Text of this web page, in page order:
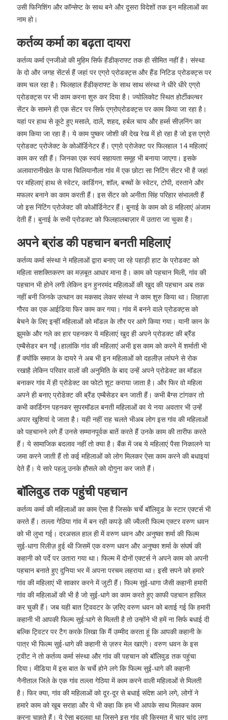
उसी फिनिशिंग और कॉन्सेप्ट के साथ बने और दूसरा विदेशों तक इन महिलाओं का
नाम हो।
कर्तव्य कर्मा का बढ़ता दायरा
कर्तव्य कर्मा एनजीओ की मुहिम सिर्फ हैंडीक्राफ्ट तक ही सीमित नहीं है। संस्था
के दो और जगह सेंटर्स हैं जहां पर एग्रो प्रोडक्ट्स और हैंड निटिड प्रोडक्ट्स पर
काम चल रहा है। फिलहाल हैंडीक्राफ्ट के साथ साथ संस्था ने धीरे धीरे एग्रो
प्रोडक्ट्स पर भी काम करना शुरु कर दिया है। ज्योलिकोट स्थित होर्टीकल्चर
सेंटर के सामने ही एक सेंटर पर सिर्फ एग्रोप्रोडक्ट्स पर काम किया जा रहा है।
यहां पर हाथ से कूटे हुए मसाले, दालें, शहद, हर्बल चाय और हर्ब्स सीज़निंग का
काम किया जा रहा है। ये काम पुष्कर जोशी की देख रेख में हो रहा है जो इस एग्रो
प्रोडक्ट प्रोजेक्ट के कोऑर्डिनेटर हैं। एग्रो प्रोजेक्ट पर फिलहाल 14 महिलाएं
काम कर रही हैं। जिनका एक स्वयं सहायता समूह भी बनाया जाएगा। इसके
अलावारानीखेत के पास चिलियानौला गांव में एक छोटा सा निटिंग सेंटर भी है जहां
पर महिलाएं हाथ से स्वेटर, कार्डिगन, शॉल, बच्चों के स्वेटर, टोपी, दस्ताने और
मफलर बनाने का काम करती हैं। इस सेंटर को अनीता सिंह परिहार संभालती हैं
जो इस निंटिंग प्रोजेक्ट की कोऑर्डिनेटर हैं। बुनाई के काम को 8 महिलाएं अंजाम
देती हैं। बुनाई के सभी प्रोडक्ट को फिलहालबाज़ार में उतारा जा चुका है।
अपने ब्रांड की पहचान बनती महिलाएं
कर्तव्य कर्मा संस्था ने महिलाओं द्वारा बनाए जा रहे पहाड़ी हाट के प्रोडक्ट को
महिला सशक्तिकरण का मज़बूत आधार माना है। काम को पहचान मिली, गांव की
पहचान भी होने लगी लेकिन इन हुनरमंद महिलाओं की खुद की पहचान अब तक
नहीं बनी जिनके उत्थान का मकसद लेकर संस्था ने काम शुरु किया था। लिहाज़ा
गौरव का एक आईडिया फिर काम कर गया। गांव में बनने वाले प्रोडक्ट्स को
बेचने के लिए इन्हीं महिलाओं को मॉडल के तौर पर आगे किया गया। यानी कान के
झुमके और गले का हार पहनकर ये महिलाएं खुद ही अपने प्रोडक्ट की ब्रैंड
एम्बैसेडर बन गईं।हालांकि गांव की महिलाएं अभी इस काम को करने में शर्माती भी
हैं क्योंकि समाज के दायरे ने अब भी इन महिलाओं को दहलीज़ लांघने से रोक
रखाहै लेकिन परिवार वालों की अनुमिति के बाद उन्हें अपने प्रोडेक्ट का मॉडल
बनाकर गांव में ही प्रोडेक्ट का फोटो शूट कराया जाता है। और फिर वो महिला
अपने ही बनाए प्रोडेक्ट की ब्रैंड एम्बैसेडर बन जाती हैं। कभी बैग्स टांगकर तो
कभी कार्डिगन पहनकर सुपरमॉडल बनती महिलाओं का ये नया अवतार भी उन्हें
अपार खुशियां दे जाता है। यही नहीं राह चलते भीअब लोग इस गांव की महिलाओं
को पहचानने लगे हैं उनसे सम्मानपूर्वक बातें करते हैं उनके काम की तारीफ करते
हैं। ये सामाजिक बदलाव नहीं तो क्या है। बैंक में जब ये महिलाएं पैसा निकालने या
जमा करने जाती हैं तो कई महिलाओं को लोग मिलकर ऐसा काम करने की बधाइयां
देते हैं। ये सारे पहलू उनके हौसले को दोगुना कर जाते हैं।
बॉलिवुड तक पहुंची पहचान
कर्तव्य कर्मा की महिलाओं का काम ऐसा है जिसके चर्चे बॉलिवुड के स्टार एक्टर्स भी
करते हैं। तल्ला गेठिया गांव में बन रही कपड़े की ज्वैलरी फिल्म एक्टर वरुण धवन
को भी लुभा गई। दरअसल हाल ही में वरुण धवन और अनुष्का शर्मा की फिल्म
सुई-धागा रिलीज़ हुई थी जिसमें एक वरुण धवन और अनुष्का शर्मा के संघर्ष की
कहानी को पर्दे पर उतारा गया था। फिल्म में दोनों एक्टर्स ने अपने काम को अपनी
पहचान बनाते हुए दुनिया भर में अपना परचम लहराया था। इसी सपने को हमारे
गांव की महिलाएं भी साकार करने में जुटी हैं। फिल्म सुई-धागा जैसी कहानी हमारी
गांव की महिलाओं की भी है जो सुई-धागे का काम करते हुए काफी पहचान हासिल
कर चुकी हैं। जब यही बात ट्विवटर के ज़रिए वरुण धवन को बताई गई कि हमारी
कहानी भी आपकी फिल्म सुईःधागे से मिलती है तो उन्होंने भी हमें ना सिर्फ बधाई दी
बल्कि ट्विटर पर टैग करके लिखा कि मैं उम्मीद करता हूं कि आपकी कहानी के
पात्र भी फिल्म सुई-धागे की कहानी से ज़रुर मेल खाएंगे। वरुण धवन के इस
ट्वीट ने तो कर्तव्य कर्मा संस्था और गांव की पहचान को बॉलिवुड तक पहुंचा
दिया। मीडिया में इस बात के चर्चे होने लगे कि फिल्म सुई-धागे की कहानी
नैनीताल जिले के एक गांव तल्ला गेठिया में काम करने वाली महिलाओं से मिलती
है। फिर क्या, गांव की महिलाओं को दूर-दूर से बधाई संदेश आने लगे, लोगों ने
हमारे काम को खूब सराहा और ये भी कहा कि हम भी आपके साथ मिलकर काम
करना चाहते हैं। ये ऐसा बदलवा था जिसने इस गांव की किस्मत में चार चांद लगा